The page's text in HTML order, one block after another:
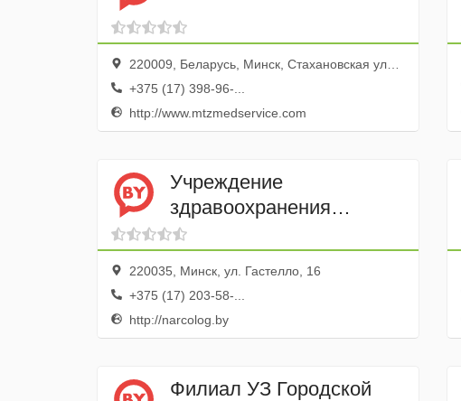
220009, Беларусь, Минск, Стахановская улица, 10А
+375 (17) 398-96-...
http://www.mtzmedservice.com
Учреждение
здравоохранения
Городской клинический
наркологический
диспансер
220035, Минск, ул. Гастелло, 16
+375 (17) 203-58-...
http://narcolog.by
Филиал УЗ Городской